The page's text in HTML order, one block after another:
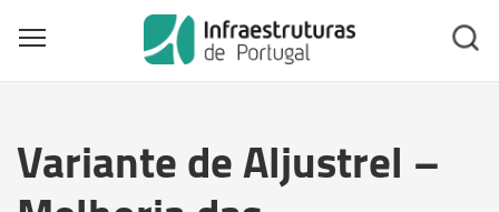
main
content
Toggle main menu visibility
Variante de Aljustrel –